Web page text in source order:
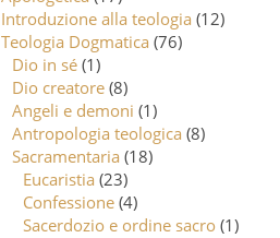
Introduzione alla teologia (12)
Teologia Dogmatica (76)
Dio in sé (1)
Dio creatore (8)
Angeli e demoni (1)
Antropologia teologica (8)
Sacramentaria (18)
Eucaristia (23)
Confessione (4)
Sacerdozio e ordine sacro (1)